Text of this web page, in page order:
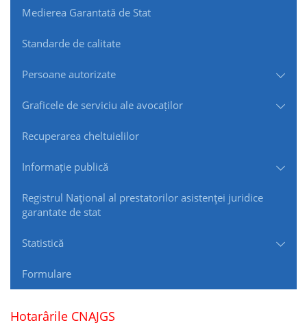
Medierea Garantată de Stat
Standarde de сalitate
Persoane autorizate
Graficele de serviciu ale avocaților
Recuperarea cheltuielilor
Informație publică
Registrul Naţional al prestatorilor asistenţei juridice
garantate de stat
Statistică
Formulare
Hotarârile CNAJGS